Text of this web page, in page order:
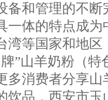
备和管理的不
一体的特点成
湾等国家和地区
”山羊奶粉（特
多消费者分享山
饮品，西安市